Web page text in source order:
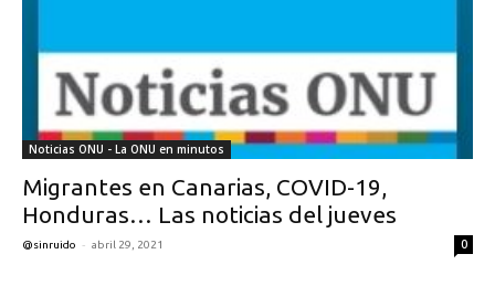
Noticias ONU - La ONU en minutos
Migrantes en Canarias, COVID-19,
Honduras… Las noticias del jueves
@sinruido - abril 29, 2021 0